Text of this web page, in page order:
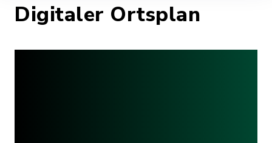
Digitaler Ortsplan